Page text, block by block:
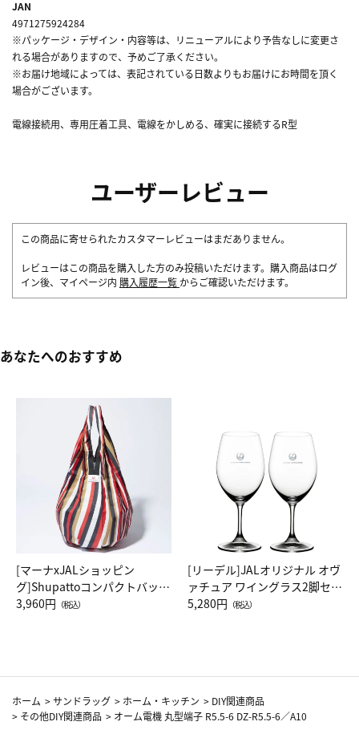
JAN
4971275924284
※パッケージ・デザイン・内容等は、リニューアルにより予告なしに変更さ
れる場合がありますので、予めご了承ください。
※お届け地域によっては、表記されている日数よりもお届けにお時間を頂く
場合がございます。
電線接続用、専用圧着工具、電線をかしめる、確実に接続するR型
ユーザーレビュー
この商品に寄せられたカスタマーレビューはまだありません。
レビューはこの商品を購入した方のみ投稿いただけます。購入商品はログ
イン後、マイページ内 購入履歴一覧 からご確認いただけます。
あなたへのおすすめ
[マーナxJALショッピン
グ]Shupattoコンパクトバッグ
Drop JAL客室乗務員（LC）ス
3,960円 （税込）
[リーデル]JALオリジナル オヴ
ァチュア ワイングラス2脚セッ
ト（レッドワイン）
5,280円 （税込）
ホーム >サンドラッグ > ホーム・キッチン > DIY関連商品
> その他DIY関連商品 > オーム電機 丸型端子 R5.5-6 DZ-R5.5-6／A10